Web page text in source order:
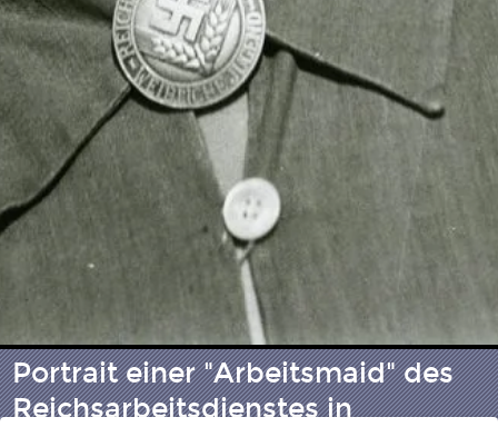
Portrait einer "Arbeitsmaid" des
Reichsarbeitsdienstes in